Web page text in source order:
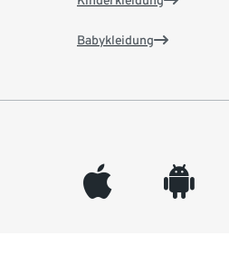
Babykleidung
appleinc android